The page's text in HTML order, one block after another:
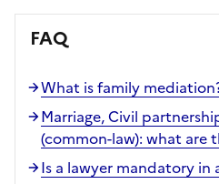
FAQ
What is family
Marriage, Civil
(common-law): what are
Is a lawyer mandatory in